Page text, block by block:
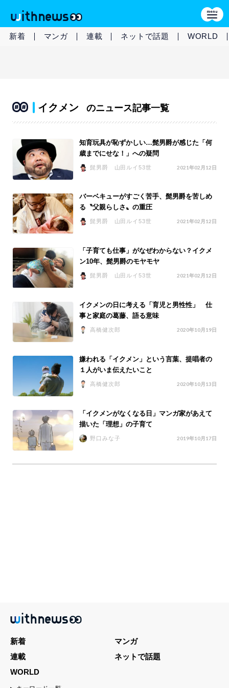
新着 マンガ 連載 ネットで話題 WORLD
イクメン のニュース記事一覧
知育玩具が恥ずかしい…髭男爵が感じた「何
歳までにせな！」への疑問
髭男爵 山田ルイ53世 2021年02月12日
バーベキューがすごく苦手、髭男爵を苦しめ
る〝父親らしさ〟の重圧
髭男爵 山田ルイ53世 2021年02月12日
「子育ても仕事」がなぜわからない？イクメ
ン10年、髭男爵のモヤモヤ
髭男爵 山田ルイ53世 2021年02月12日
イクメンの日に考える「育児と男性性」 仕
事と家庭の葛藤、語る意味
高橋健次郎 2020年10月19日
嫌われる「イクメン」という言葉、提唱者の
１人がいま伝えたいこと
高橋健次郎 2020年10月13日
「イクメンがなくなる日」マンガ家があえて
描いた「理想」の子育て
野口みな子 2019年10月17日
新着
マンガ
連載
ネットで話題
WORLD